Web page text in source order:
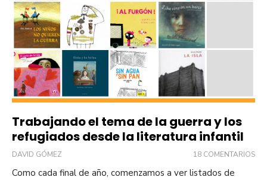
Trabajando el tema de la guerra y los
refugiados desde la literatura infantil
DAVID GÓMEZ 18 COMENTARIOS
Como cada final de año, comenzamos a ver listados de